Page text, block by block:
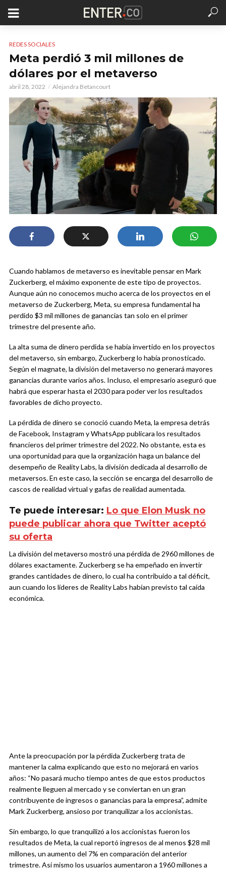
REDES SOCIALES
Meta perdió 3 mil millones de
dólares por el metaverso
abril 28, 2022 Alejandra Betancourt
Cuando hablamos de metaverso es inevitable pensar en Mark
Zuckerberg, el máximo exponente de este tipo de proyectos.
Aunque aún no conocemos mucho acerca de los proyectos en el
metaverso de Zuckerberg, Meta, su empresa fundamental ha
perdido $3 mil millones de ganancias tan solo en el primer
trimestre del presente año.
La alta suma de dinero perdida se había invertido en los proyectos
del metaverso, sin embargo, Zuckerberg lo había pronosticado.
Según el magnate, la división del metaverso no generará mayores
ganancias durante varios años. Incluso, el empresario aseguró que
habrá que esperar hasta el 2030 para poder ver los resultados
favorables de dicho proyecto.
La pérdida de dinero se conoció cuando Meta, la empresa detrás
de Facebook, Instagram y WhatsApp publicara los resultados
financieros del primer trimestre del 2022. No obstante, esta es
una oportunidad para que la organización haga un balance del
desempeño de Reality Labs, la división dedicada al desarrollo de
metaversos. En este caso, la sección se encarga del desarrollo de
cascos de realidad virtual y gafas de realidad aumentada.
Te puede interesar: Lo que Elon Musk no
puede publicar ahora que Twitter aceptó
su oferta
La división del metaverso mostró una pérdida de 2960 millones de
dólares exactamente. Zuckerberg se ha empeñado en invertir
grandes cantidades de dinero, lo cual ha contribuido a tal déficit,
aun cuando los líderes de Reality Labs habían previsto tal caída
económica.
Ante la preocupación por la pérdida Zuckerberg trata de
mantener la calma explicando que esto no mejorará en varios
años: “No pasará mucho tiempo antes de que estos productos
realmente lleguen al mercado y se conviertan en un gran
contribuyente de ingresos o ganancias para la empresa”, admite
Mark Zuckerberg, ansioso por tranquilizar a los accionistas.
Sin embargo, lo que tranquilizó a los accionistas fueron los
resultados de Meta, la cual reportó ingresos de al menos $28 mil
millones, un aumento del 7% en comparación del anterior
trimestre. Así mismo los usuarios aumentaron a 1960 millones a